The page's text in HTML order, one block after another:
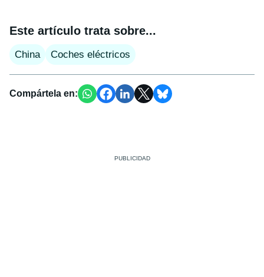
Este artículo trata sobre...
China Coches eléctricos
Compártela en: